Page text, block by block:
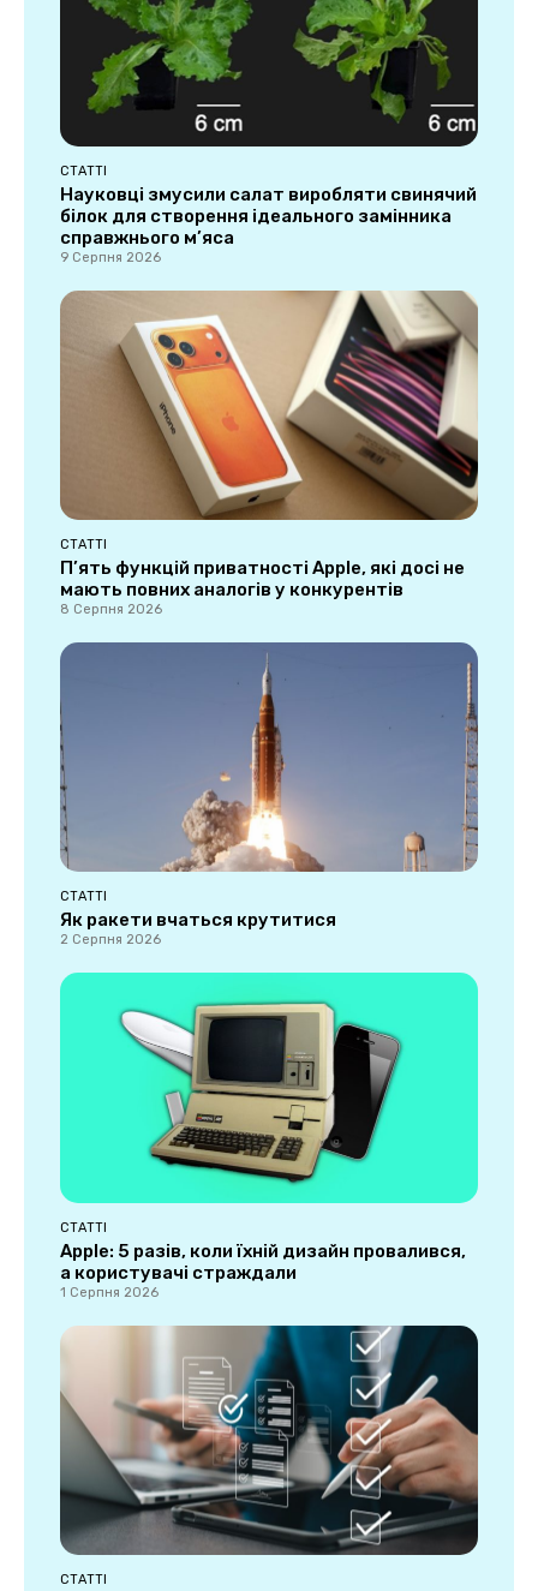
СТАТТІ
Науковці змусили салат виробляти свинячий
білок для створення ідеального замінника
справжнього м’яса
9 Серпня 2026
СТАТТІ
П’ять функцій приватності Apple, які досі не
мають повних аналогів у конкурентів
8 Серпня 2026
СТАТТІ
Як ракети вчаться крутитися
2 Серпня 2026
СТАТТІ
Apple: 5 разів, коли їхній дизайн провалився,
а користувачі страждали
1 Серпня 2026
СТАТТІ